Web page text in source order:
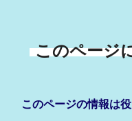
このページ
このページの情報は